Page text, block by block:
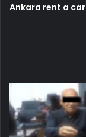
Ankara rent a car